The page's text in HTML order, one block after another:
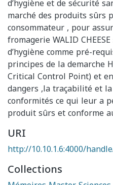
d’hygiène et de sécurité
marché des produits sûrs
consommateur , pour
fromagerie WALID
d’hygiène comme pré-
principes de la demarche
Critical Control Point) et
dangers ,la traçabilité et
conformités ce qui leur a
produit sûrs et conforme
URI
http://10.10.1.6:4000/
Collections